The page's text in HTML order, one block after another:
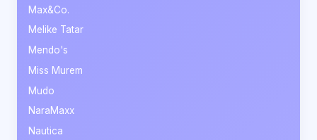
Max&Co.
Melike Tatar
Mendo's
Miss Murem
Mudo
NaraMaxx
Nautica